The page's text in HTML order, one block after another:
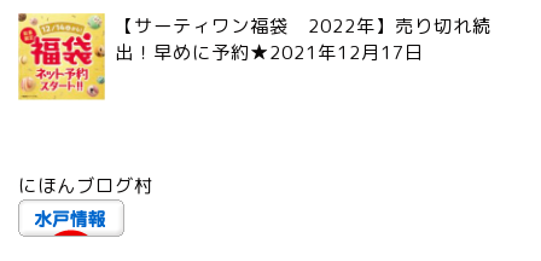
【サーティワン福袋 2022年】売り切れ続
出！早めに予約★2021年12月17日
にほんブログ村